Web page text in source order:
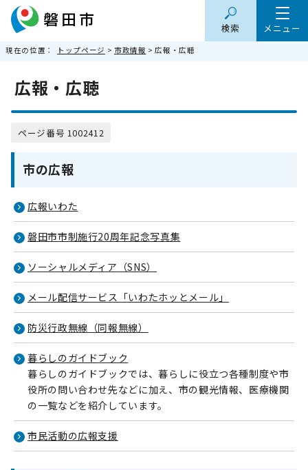
メニュー
検索
現在の位置： トップページ > 市政情報 > 広報・広聴
広報・広聴
ページ番号 1002412
市の広報
広報いわた
磐田市市制施行20周年記念写真集
ソーシャルメディア（SNS）
メール配信サービス「いわたホッとメール」
防災行政無線（同報無線）
暮らしのガイドブック
暮らしのガイドブックでは、暮らしに役立つ各種制度や市
役所の問い合わせ先などに加え、市の観光情報、医療機関
の一覧などを紹介しています。
市民活動の広報支援